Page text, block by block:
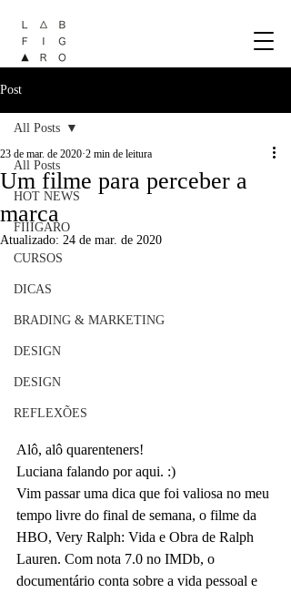
Post
All Posts
HOT NEWS
FIIIGARO
CURSOS
DICAS
BRADING & MARKETING
DESIGN
DESIGN
REFLEXÕES
All Posts
Um filme para perceber a
marca
23 de mar. de 2020 2 min de leitura
Atualizado: 24 de mar. de 2020
Alô, alô quarenteners!
Luciana falando por aqui. :)
Vim passar uma dica que foi valiosa no meu
tempo livre do final de semana, o filme da
HBO, Very Ralph: Vida e Obra de Ralph
Lauren. Com nota 7.0 no IMDb, o
documentário conta sobre a vida pessoal e